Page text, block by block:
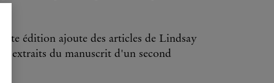
édition ajoute des articles de Lindsay
extraits du manuscrit d'un second